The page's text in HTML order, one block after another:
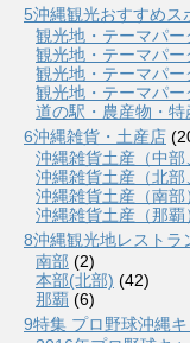
5沖縄観光おすすめス
観光地・テーマパー
観光地・テーマパー
観光地・テーマパー
観光地・テーマパー
道の駅・農産物・特
6沖縄雑貨・土産店
沖縄雑貨土産（中部
沖縄雑貨土産（北部
沖縄雑貨土産（南部
沖縄雑貨土産（那覇
8沖縄観光地レストラ
南部 (2)
本部(北部) (42)
那覇 (6)
9特集 プロ野球沖縄